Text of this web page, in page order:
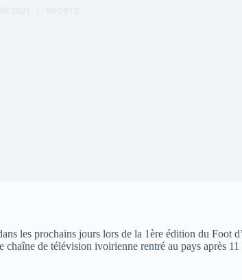
les prochains jours lors de la 1ère édition du Foot
de télévision ivoirienne rentré au pays après 11